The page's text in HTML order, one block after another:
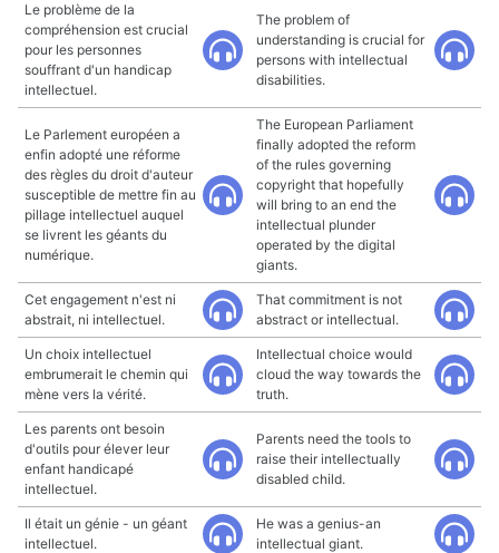
Le problème de la
compréhension est crucial
pour les personnes
souffrant d'un handicap
intellectuel.
The problem of
understanding is crucial for
persons with intellectual
disabilities.
Le Parlement européen a
enfin adopté une réforme
des règles du droit d'auteur
susceptible de mettre fin au
pillage intellectuel auquel
se livrent les géants du
numérique.
The European Parliament
finally adopted the reform
of the rules governing
copyright that hopefully
will bring to an end the
intellectual plunder
operated by the digital
giants.
Cet engagement n'est ni
abstrait, ni intellectuel.
That commitment is not
abstract or intellectual.
Un choix intellectuel
embrumerait le chemin qui
mène vers la vérité.
Intellectual choice would
cloud the way towards the
truth.
Les parents ont besoin
d'outils pour élever leur
enfant handicapé
intellectuel.
Parents need the tools to
raise their intellectually
disabled child.
Il était un génie - un géant
intellectuel.
He was a genius-an
intellectual giant.